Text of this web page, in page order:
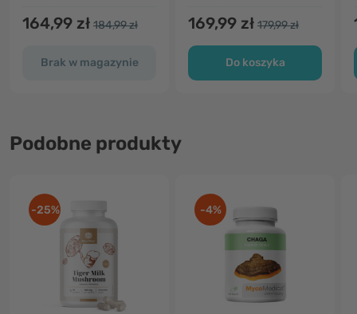
164,99 zł 184,99 zł
Brak w magazynie
169,99 zł 179,99 zł
Do koszyka
Podobne produkty
-25% -4%